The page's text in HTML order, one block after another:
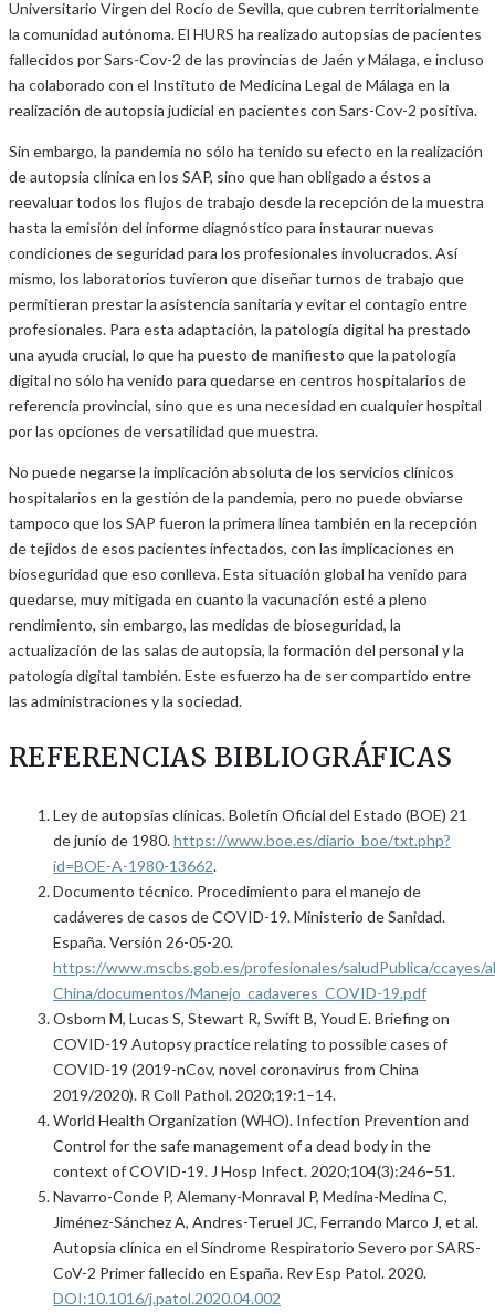
Universitario Virgen del Rocío de Sevilla, que cubren territorialmente
la comunidad autónoma. El HURS ha realizado autopsias de pacientes
fallecidos por Sars-Cov-2 de las provincias de Jaén y Málaga, e incluso
ha colaborado con el Instituto de Medicina Legal de Málaga en la
realización de autopsia judicial en pacientes con Sars-Cov-2 positiva.
Sin embargo, la pandemia no sólo ha tenido su efecto en la realización
de autopsia clínica en los SAP, sino que han obligado a éstos a
reevaluar todos los flujos de trabajo desde la recepción de la muestra
hasta la emisión del informe diagnóstico para instaurar nuevas
condiciones de seguridad para los profesionales involucrados. Así
mismo, los laboratorios tuvieron que diseñar turnos de trabajo que
permitieran prestar la asistencia sanitaria y evitar el contagio entre
profesionales. Para esta adaptación, la patología digital ha prestado
una ayuda crucial, lo que ha puesto de manifiesto que la patología
digital no sólo ha venido para quedarse en centros hospitalarios de
referencia provincial, sino que es una necesidad en cualquier hospital
por las opciones de versatilidad que muestra.
No puede negarse la implicación absoluta de los servicios clínicos
hospitalarios en la gestión de la pandemia, pero no puede obviarse
tampoco que los SAP fueron la primera línea también en la recepción
de tejidos de esos pacientes infectados, con las implicaciones en
bioseguridad que eso conlleva. Esta situación global ha venido para
quedarse, muy mitigada en cuanto la vacunación esté a pleno
rendimiento, sin embargo, las medidas de bioseguridad, la
actualización de las salas de autopsia, la formación del personal y la
patología digital también. Este esfuerzo ha de ser compartido entre
las administraciones y la sociedad.
REFERENCIAS BIBLIOGRÁFICAS
Ley de autopsias clínicas. Boletín Oficial del Estado (BOE) 21
de junio de 1980.https://www.boe.es/diario_boe/txt.php?
id=BOE-A-1980-13662.
Documento técnico. Procedimiento para el manejo de
cadáveres de casos de COVID-19. Ministerio de Sanidad.
España. Versión 26-05-20.
https://www.mscbs.gob.es/profesionales/saludPublica/ccayes/
China/documentos/Manejo_cadaveres_COVID-19.pdf
Osborn M, Lucas S, Stewart R, Swift B, Youd E. Briefing on
COVID-19 Autopsy practice relating to possible cases of
COVID-19 (2019-nCov, novel coronavirus from China
2019/2020). R Coll Pathol. 2020;19:1–14.
World Health Organization (WHO). Infection Prevention and
Control for the safe management of a dead body in the
context of COVID-19. J Hosp Infect. 2020;104(3):246–51.
Navarro-Conde P, Alemany-Monraval P, Medina-Medina C,
Jiménez-Sánchez A, Andres-Teruel JC, Ferrando Marco J, et al.
Autopsia clínica en el Síndrome Respiratorio Severo por SARS-
CoV-2 Primer fallecido en España. Rev Esp Patol. 2020.
DOI:10.1016/j.patol.2020.04.002